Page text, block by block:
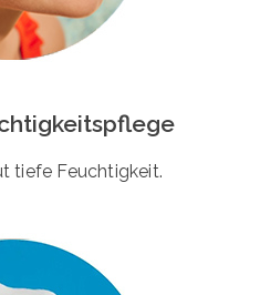
tiefe Feuchtigkeit.